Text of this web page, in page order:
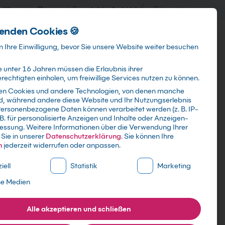
training@kebel.de +49 231 5191986 Anmelden
Suchen
Info & Services Kontakt
Cookies 🍪
Ihre Einwilligung, bevor Sie unsere Website weiter besuchen
unter 16 Jahren müssen die Erlaubnis ihrer
einholen, um freiwillige Services nutzen zu können.
Cookies und andere Technologien, von denen manche
während andere diese Website und Ihr Nutzungserlebnis
Daten können verarbeitet werden (z. B. IP-
für personalisierte Anzeigen und Inhalte oder Anzeigen-
Weitere Informationen über die Verwendung Ihrer
in unserer Datenschutzerklärung.Sie können Ihre
jederzeit widerrufen oder anpassen.
Liste der Service-Gruppen, für die eine Einwilligung
Statistik
Marketing
Medien
Alle akzeptieren und schließen